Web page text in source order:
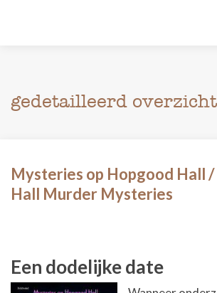
gedetailleerd overzicht
Mysteries op Hopgood Hall
Hall Murder Mysteries
Een dodelijke date